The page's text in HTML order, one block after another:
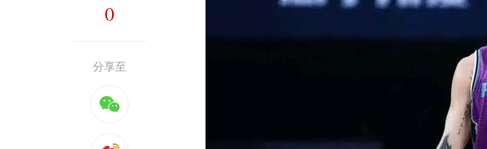
0
分享至